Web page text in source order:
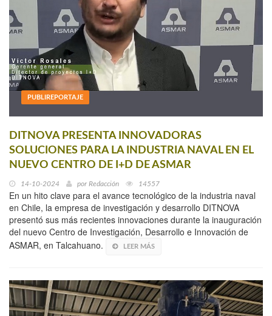
PUBLIREPORTAJE
DITNOVA PRESENTA INNOVADORAS
SOLUCIONES PARA LA INDUSTRIA NAVAL EN EL
NUEVO CENTRO DE I+D DE ASMAR
14-10-2024 por Redacción 14557
En un hito clave para el avance tecnológico de la industria naval
en Chile, la empresa de investigación y desarrollo DITNOVA
presentó sus más recientes innovaciones durante la inauguración
del nuevo Centro de Investigación, Desarrollo e Innovación de
ASMAR, en Talcahuano.
LEER MÁS